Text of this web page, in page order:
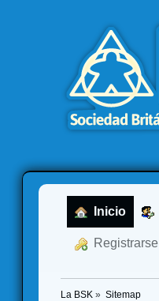
Inicio
Registrarse
La BSK » Sitemap